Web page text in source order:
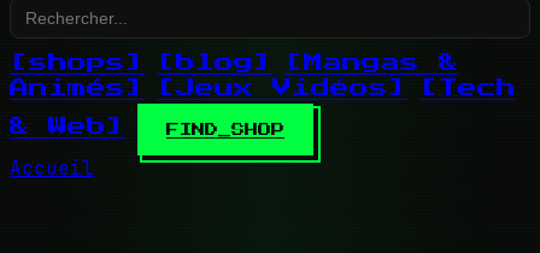
[shops] [blog]
[Mangas &
Animés]
[Jeux Vidéos]
[Tech
& Web]
FIND_SHOP
Accueil